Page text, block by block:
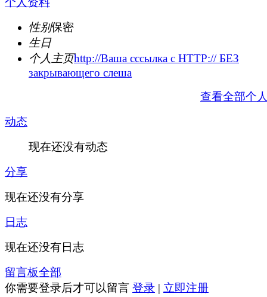
性别保密
生日
个人主页http://Ваша сссылка с HTTP:// БЕЗ
закрывающего слеша
查看全部个
动态
现在还没有动态
分享
现在还没有分享
日志
现在还没有日志
留言板全部
你需要登录后才可以留言 登录 | 立即注册